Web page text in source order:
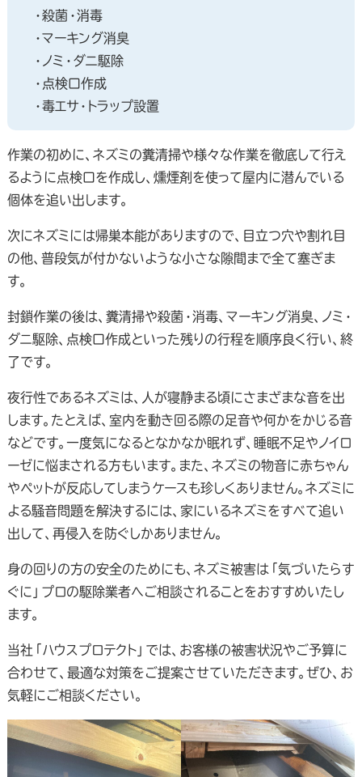
・殺菌・消毒
・マーキング消臭
・ノミ・ダニ駆除
・点検口作成
・毒エサ・トラップ設置
作業の初めに、ネズミの糞清掃や様々な作業を徹底して行え
るように点検口を作成し、燻煙剤を使って屋内に潜んでいる
個体を追い出します。
次にネズミには帰巣本能がありますので、目立つ穴や割れ目
の他、普段気が付かないような小さな隙間まで全て塞ぎま
す。
封鎖作業の後は、糞清掃や殺菌・消毒、マーキング消臭、ノミ・
ダニ駆除、点検口作成といった残りの行程を順序良く行い、終
了です。
夜行性であるネズミは、人が寝静まる頃にさまざまな音を出
します。たとえば、室内を動き回る際の足音や何かをかじる音
などです。一度気になるとなかなか眠れず、睡眠不足やノイロ
ーゼに悩まされる方もいます。また、ネズミの物音に赤ちゃん
やペットが反応してしまうケースも珍しくありません。ネズミに
よる騒音問題を解決するには、家にいるネズミをすべて追い
出して、再侵入を防ぐしかありません。
身の回りの方の安全のためにも、ネズミ被害は「気づいたらす
ぐに」プロの駆除業者へご相談されることをおすすめいたし
ます。
当社「ハウスプロテクト」では、お客様の被害状況やご予算に
合わせて、最適な対策をご提案させていただきます。ぜひ、お
気軽にご相談ください。